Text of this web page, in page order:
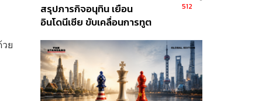
ย
สรุปภารกิจอนุทิน เยือน
อินโดนีเซีย ขับเคลื่อนการทูต
ส่วนยุทธศาสตร์ไทย –
อินโดนีเซีย
512